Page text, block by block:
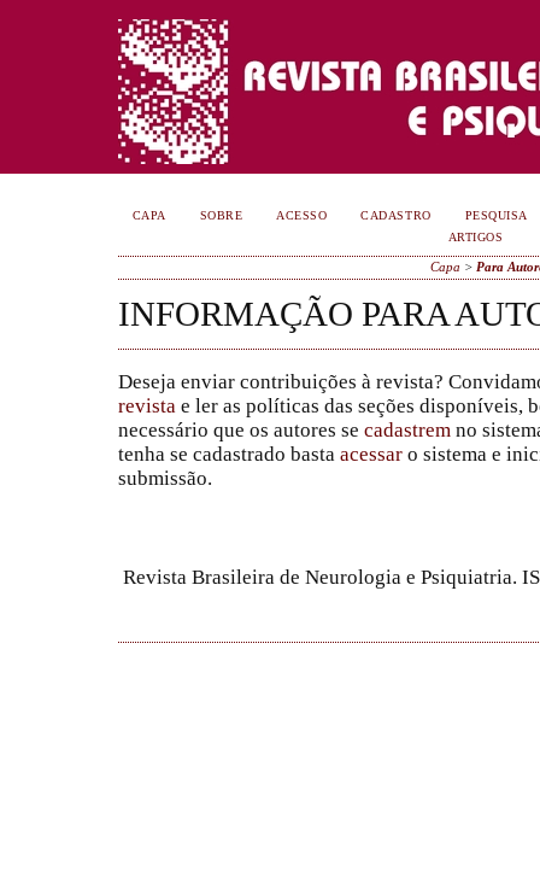
CAPA SOBRE ACESSO CADASTRO
PESQUISA
ARTIGOS
Capa > Para
INFORMAÇÃO PARA
Deseja enviar contribuições à revista?
revista e ler as políticas das seções disponíveis,
necessário que os autores se cadastrem no
tenha se cadastrado basta acessar o sistema e
submissão.
Revista Brasileira de Neurologia e Psiquiatria.